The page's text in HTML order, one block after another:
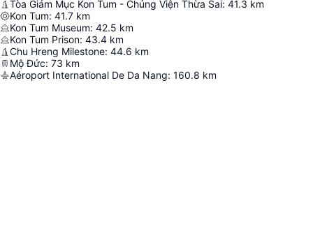
Tòa Giám Mục Kon Tum - Chủng Viện Thừa Sai: 41.3 km
Kon Tum: 41.7 km
Kon Tum Museum: 42.5 km
Kon Tum Prison: 43.4 km
Chu Hreng Milestone: 44.6 km
Mộ Đức: 73 km
Aéroport International De Da Nang: 160.8 km